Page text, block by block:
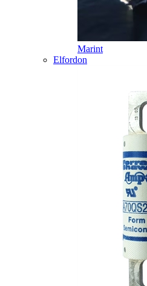
Marint
Elfordon